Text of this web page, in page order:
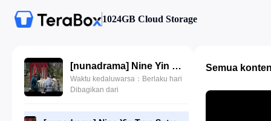
1024GB Cloud Storage
[nunadrama] Nine Yin True Sutra Episode 6.720p.mp4
Waktu kedaluwarsa：Berlaku hari
Dibagikan dari
Semua